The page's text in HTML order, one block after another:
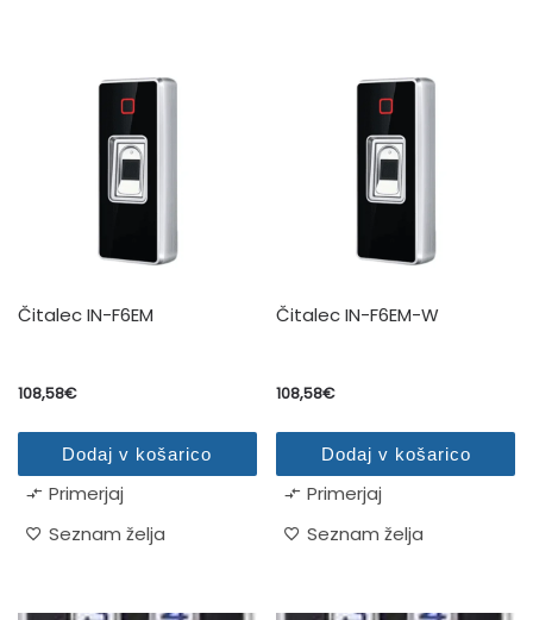
Čitalec IN-F6EM
108,58€
Dodaj v košarico
Primerjaj
Seznam želja
Čitalec IN-F6EM-W
108,58€
Dodaj v košarico
Primerjaj
Seznam želja